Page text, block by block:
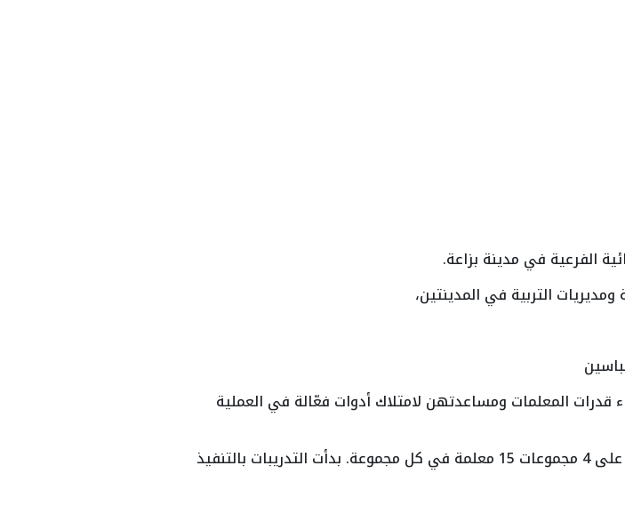
الفرعية في مدينة بزاعة.
التربية في المدينتين،
قدرات المعلمات ومساعدتهن لامتلاك أدوات فعّالة في العملية
حيث تراوح عدد المتعلمات المتدربات 60 معلمة تم تقسيمهن على 4 مجموعات 15 معلمة في كل مجموعة. بدأت التدريبات بالتنفيذ